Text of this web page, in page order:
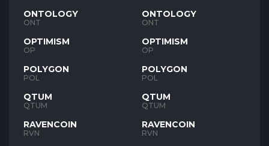
ONTOLOGY
ONT
OPTIMISM
OP
POLYGON
POL
QTUM
QTUM
RAVENCOIN
RVN
ONTOLOGY
ONT
OPTIMISM
OP
POLYGON
POL
QTUM
QTUM
RAVENCOIN
RVN